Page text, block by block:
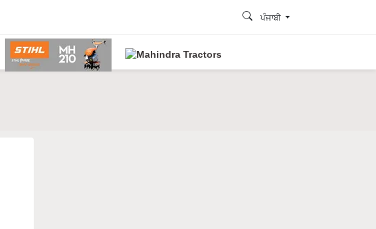
ਪੰਜਾਬੀ